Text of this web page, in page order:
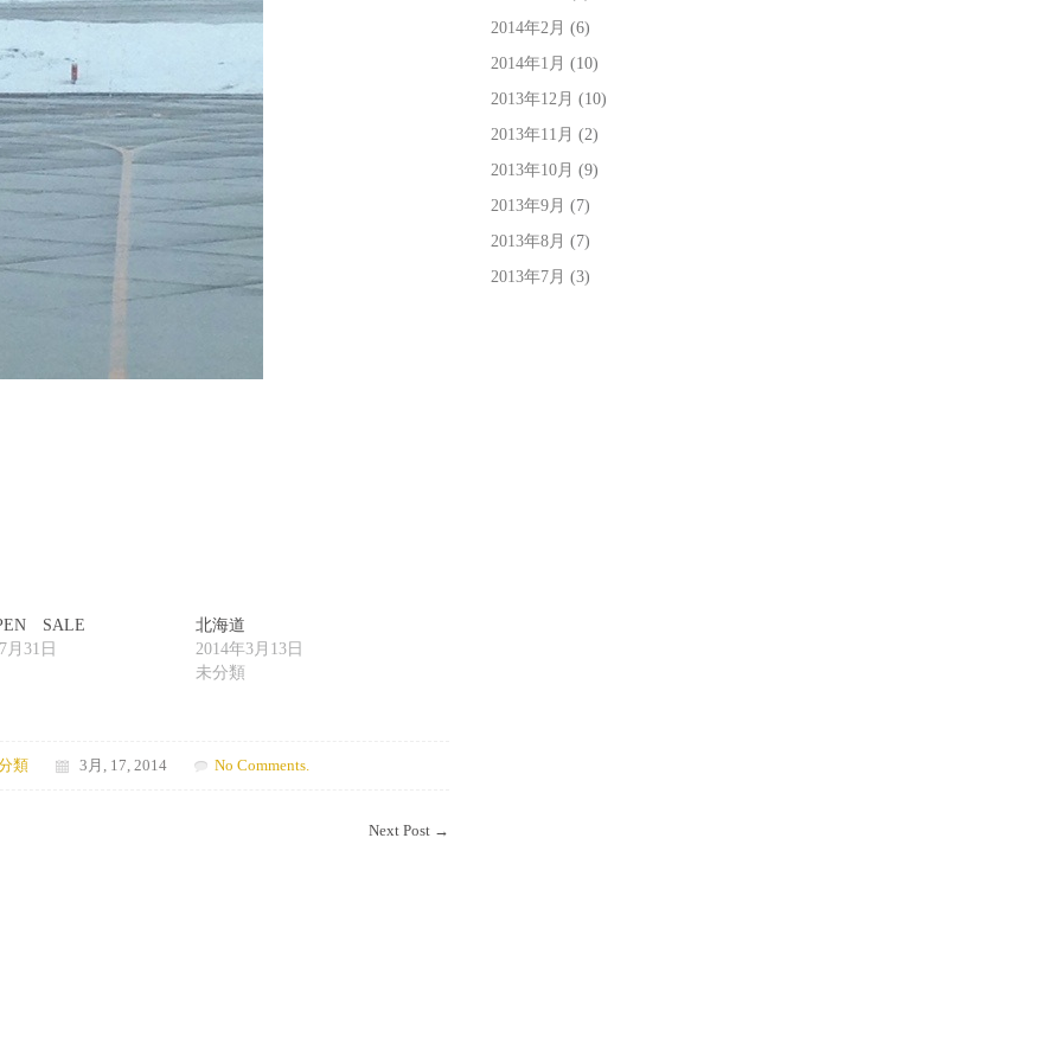
SALE
月31日
北海道
2014年3月13日
未分類
類 3月, 17, 2014 No Comments.
Next Post →
2014年2月 (6)
2014年1月 (10)
2013年12月 (10)
2013年11月 (2)
2013年10月 (9)
2013年9月 (7)
2013年8月 (7)
2013年7月 (3)